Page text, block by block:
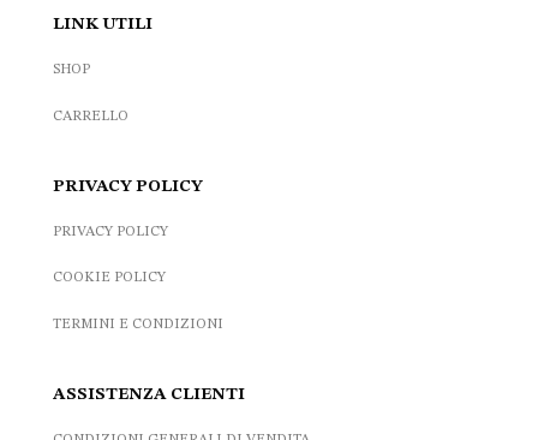
LINK UTILI
SHOP
CARRELLO
PRIVACY POLICY
PRIVACY POLICY
COOKIE POLICY
TERMINI E CONDIZIONI
ASSISTENZA CLIENTI